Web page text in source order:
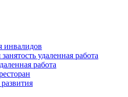
инвалидов
удаленная работа
работа